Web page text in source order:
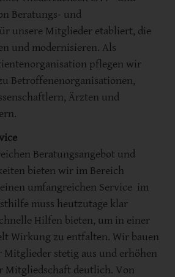
Beratungs- und
unsere Mitglieder etabliert, die
und modernisieren. Als
pflegen wir
Betroffenenorganisationen,
Ärzten und
Beratungsangebot und
bieten wir im Bereich
umfangreichen Service im
muss heutzutage klar
Hilfen bieten, um in einer
Wirkung zu entfalten. Wir bauen
Mitglieder stetig aus und erhöhen
Mitgliedschaft deutlich. Von